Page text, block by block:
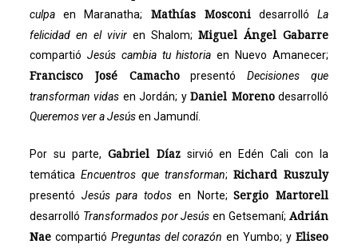
culpaen Maranatha; Mathías MosconidesarrollóLa
felicidad en el viviren Shalom;Miguel Ángel Gabarre
compartió Jesús cambia tu historia en Nuevo Amanecer;
Francisco José CamachopresentóDecisiones que
transforman vidas en Jordán; yDaniel Morenodesarrolló
Queremos ver a Jesúsen Jamundí.
Por su parte, Gabriel Díazsirvió en Edén Cali con la
temática Encuentros que transforman;Richard Ruszuly
presentó Jesús para todos en Norte;Sergio Martorell
desarrolló Transformados por Jesús en Getsemaní;Adrián
Naecompartió Preguntas del corazón en Yumbo; yEliseo